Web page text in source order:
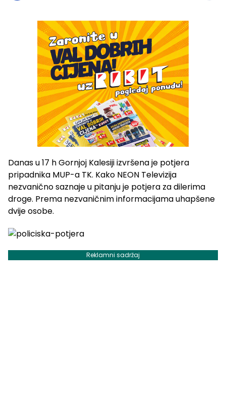
Danas u 17 h Gornjoj Kalesiji izvršena je potjera
pripadnika MUP-a TK. Kako NEON Televizija
nezvanično saznaje u pitanju je potjera za dilerima
droge. Prema nezvaničnim informacijama uhapšene
dvije osobe.
Reklamni sadržaj